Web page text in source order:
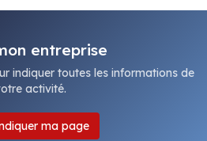
entreprise
indiquer toutes les informations de
activité.
ma page